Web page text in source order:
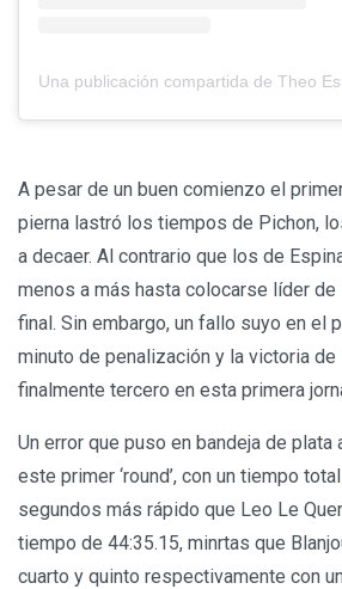
Una publicación compartida de Theo
A pesar de un buen comienzo el
pierna lastró los tiempos de Pichon,
a decaer. Al contrario que los de
menos a más hasta colocarse líder de
final. Sin embargo, un fallo suyo en el
minuto de penalización y la victoria de
finalmente tercero en esta primera
Un error que puso en bandeja de plata
este primer ‘round’, con un tiempo
segundos más rápido que Leo Le
tiempo de 44:35.15, minrtas que
cuarto y quinto respectivamente con